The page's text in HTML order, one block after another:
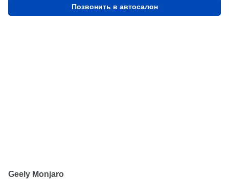
Позвонить в автосалон
Geely Monjaro